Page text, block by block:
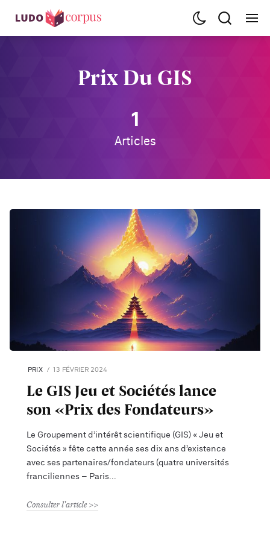
Prix Du GIS
1
Articles
PRIX 13 FÉVRIER 2024
Le GIS Jeu et Sociétés lance
son «Prix des Fondateurs»
Le Groupement d’intérêt scientifique (GIS) « Jeu et
Sociétés » fête cette année ses dix ans d’existence
avec ses partenaires/fondateurs (quatre universités
franciliennes – Paris
Consulter l'article